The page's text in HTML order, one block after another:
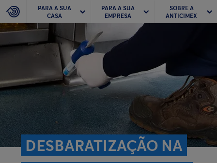
PARA A SUA
CASA
PARA A SUA
EMPRESA
SOBRE A
ANTICIMEX
DESBARATIZAÇÃO NA